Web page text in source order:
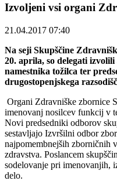
Izvoljeni vsi organi
21.04.2017 07:40
Na seji Skupščine
20. aprila, so delegati
namestnika tožilca ter
drugostopenjskega
Organi Zdravniške zbornice
imenovanj nosilcev funkcij v
Novi predsedniki odborov
sestavljajo Izvršilni odbor
najpomembnejših zborničnih
zdravstva. Poslancem
sodelovanje pri imenovanjih,
delo.